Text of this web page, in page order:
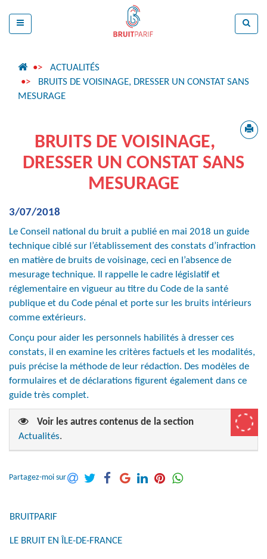
ACTUALITÉS
BRUITS DE VOISINAGE, DRESSER UN CONSTAT SANS
MESURAGE
BRUITS DE VOISINAGE,
DRESSER UN CONSTAT SANS
MESURAGE
3/07/2018
Le Conseil national du bruit a publié en mai 2018 un guide
technique ciblé sur l’établissement des constats d’infraction
en matière de bruits de voisinage, ceci en l’absence de
mesurage technique. Il rappelle le cadre législatif et
réglementaire en vigueur au titre du Code de la santé
publique et du Code pénal et porte sur les bruits intérieurs
comme extérieurs.
Conçu pour aider les personnels habilités à dresser ces
constats, il en examine les critères factuels et les modalités,
puis précise la méthode de leur rédaction. Des modèles de
formulaires et de déclarations figurent également dans ce
guide très complet.
Voir les autres contenus de la section
Actualités.
Partagez-moi sur
BRUITPARIF
LE BRUIT EN ÎLE-DE-FRANCE